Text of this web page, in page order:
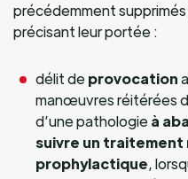
précédemment
précisant leur portée :
délit deprovocation
manœuvres réitérées
d’une pathologieà
suivre un
prophylactique,